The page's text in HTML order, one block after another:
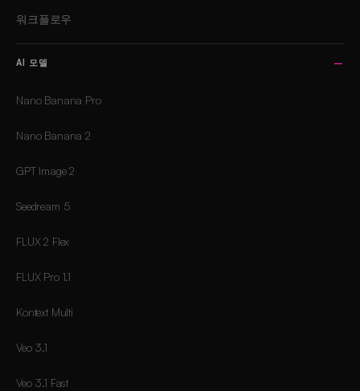
워크플로우
AI 모델
Nano Banana Pro
Nano Banana 2
GPT Image 2
Seedream 5
FLUX 2 Flex
FLUX Pro 1.1
Kontext Multi
Veo 3.1
Veo 3.1 Fast